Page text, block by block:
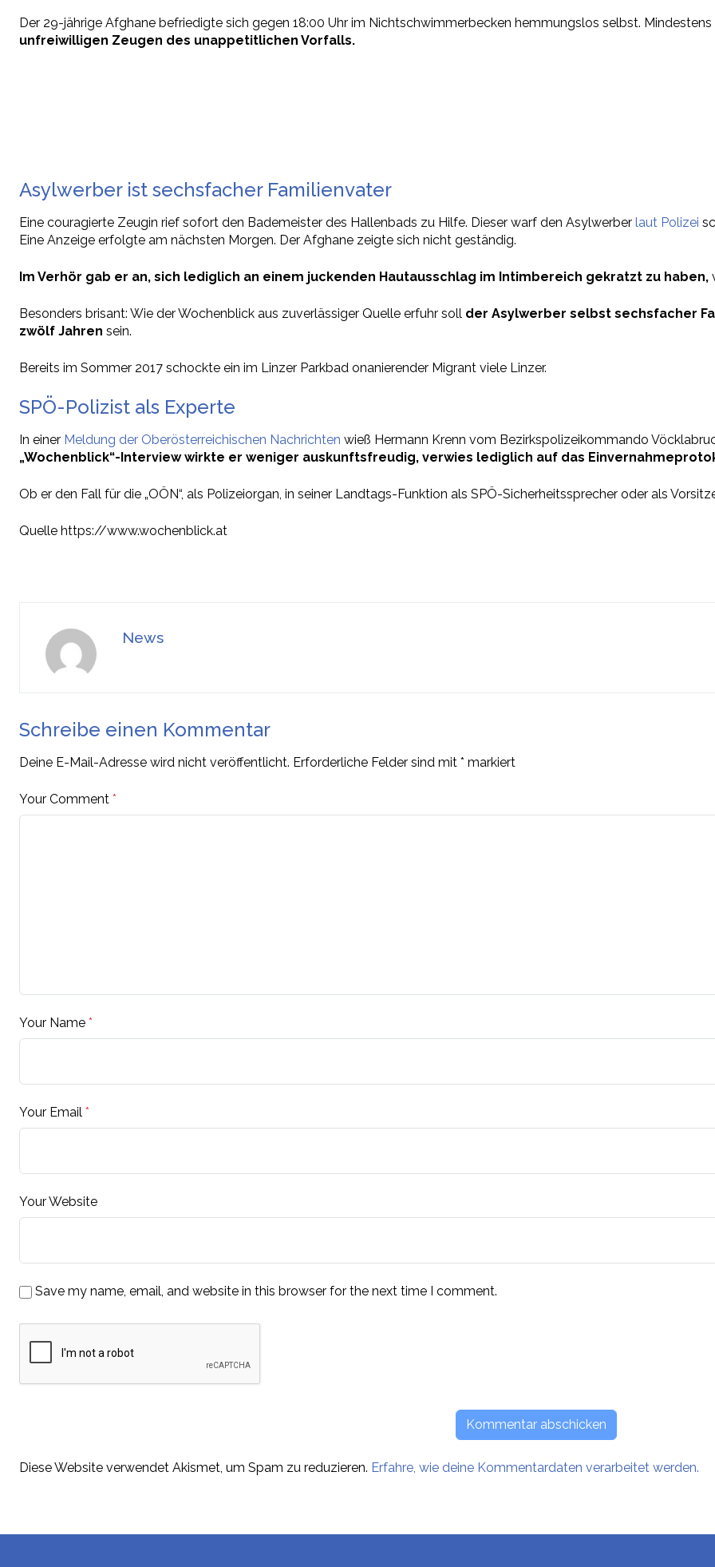
Der 29-jährige Afghane befriedigte sich gegen 18:00 Uhr im Nichtschwimmerbecken hemmungslos selbst. Mindestens
unfreiwilligen Zeugen des unappetitlichen Vorfalls.
Asylwerber ist sechsfacher Familienvater
Eine couragierte Zeugin rief sofort den Bademeister des Hallenbads zu Hilfe. Dieser warf den Asylwerber laut Polizei
Eine Anzeige erfolgte am nächsten Morgen. Der Afghane zeigte sich nicht geständig.
Im Verhör gab er an, sich lediglich an einem juckenden Hautausschlag im Intimbereich gekratzt zu haben,
Besonders brisant: Wie der Wochenblick aus zuverlässiger Quelle erfuhr soll der Asylwerber selbst sechsfacher
zwölf Jahren sein.
Bereits im Sommer 2017 schockte ein im Linzer Parkbad onanierender Migrant viele Linzer.
SPÖ-Polizist als Experte
In einer Meldung der Oberösterreichischen Nachrichten wieß Hermann Krenn vom Bezirkspolizeikommando
„Wochenblick“-Interview wirkte er weniger auskunftsfreudig, verwies lediglich auf das
Ob er den Fall für die „OÖN“, als Polizeiorgan, in seiner Landtags-Funktion als SPÖ-Sicherheitssprecher oder als
Quelle https://www.wochenblick.at
News
Schreibe einen Kommentar
Deine E-Mail-Adresse wird nicht veröffentlicht. Erforderliche Felder sind mit * markiert
Your Comment *
Your Name *
Your Email *
Your Website
Save my name, email, and website in this browser for the next time I comment.
Diese Website verwendet Akismet, um Spam zu reduzieren. Erfahre, wie deine Kommentardaten verarbeitet werden.